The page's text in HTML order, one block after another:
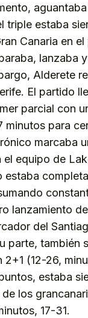
triple estaba
Canaria en
lanzaba
Alderete
El partido
parcial con
minutos para
marcaba
el equipo de
estaba
lanzamiento
del
parte, también
2+1 (12-26,
estaba
los
17-31.